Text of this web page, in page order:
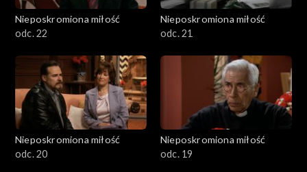
Nieposkromiona miłość
odc. 22
Nieposkromiona miłość
odc. 21
Nieposkromiona miłość
odc. 20
Nieposkromiona miłość
odc. 19